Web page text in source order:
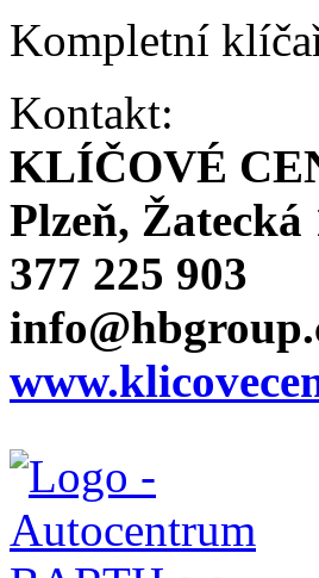
Kompletní
Kontakt:
KLÍČOVÉ
Plzeň, Žatecká
377 225 903